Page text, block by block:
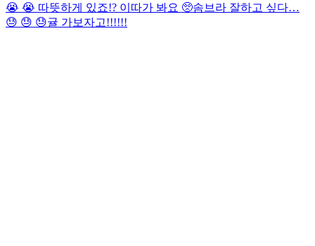
😭 😭 따뜻하게 있죠!? 이따가 봐요 🥺솜브라 잘하고 싶다…
😓 😓 😓귤 가보자고!!!!!!